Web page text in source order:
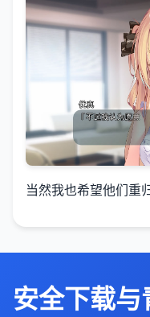
当然我也希望他们重
安全下载